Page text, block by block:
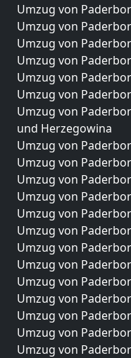
Umzug von
Umzug von
Umzug von
Umzug von
Umzug von
Umzug von
Umzug von
und Herzegowina
Umzug von
Umzug von
Umzug von
Umzug von
Umzug von
Umzug von
Umzug von
Umzug von
Umzug von
Umzug von
Umzug von
Umzug von
Umzug von